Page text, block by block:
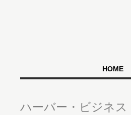
HOME
ハーバー・ビジネス